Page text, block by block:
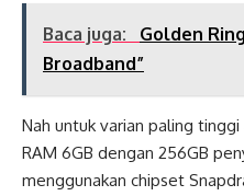
Baca juga:
Golden
Broadband”
Nah untuk varian paling
RAM 6GB dengan 256GB
menggunakan chipset